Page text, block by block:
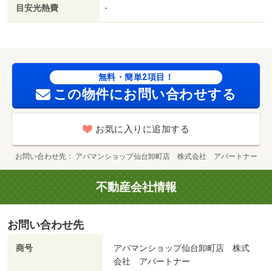
目安光熱費 -
無料・簡単2項目！
この物件にお問い合わせする
お気に入りに追加する
お問い合わせ先 アパマンショップ仙台卸町店 株式会社 アパートナー
不動産会社情報
お問い合わせ先
商号
アパマンショップ仙台卸町店 株式
会社 アパートナー